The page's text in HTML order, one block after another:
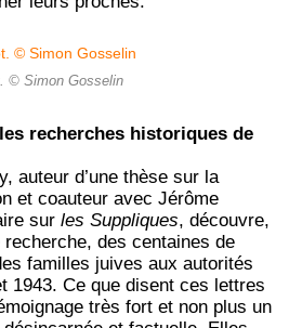
© Simon Gosselin
recherches historiques de
auteur d’une thèse sur la
et coauteur avec Jérôme
sur les Suppliques, découvre,
des centaines de
familles juives aux autorités
1943. Ce que disent ces lettres
très fort et non plus un